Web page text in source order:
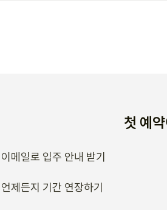
첫 예
이메일로 입주 안내 받기
언제든지 기간 연장하기